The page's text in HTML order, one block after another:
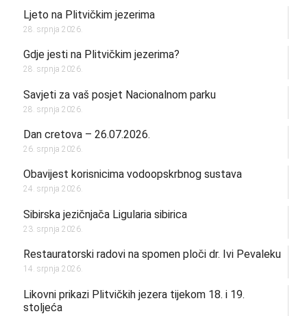
Ljeto na Plitvičkim jezerima
28. srpnja 2026.
Gdje jesti na Plitvičkim jezerima?
28. srpnja 2026.
Savjeti za vaš posjet Nacionalnom parku
28. srpnja 2026.
Dan cretova – 26.07.2026.
26. srpnja 2026.
Obavijest korisnicima vodoopskrbnog sustava
24. srpnja 2026.
Sibirska jezičnjača Ligularia sibirica
23. srpnja 2026.
Restauratorski radovi na spomen ploči dr. Ivi Pevaleku
14. srpnja 2026.
Likovni prikazi Plitvičkih jezera tijekom 18. i 19.
stoljeća